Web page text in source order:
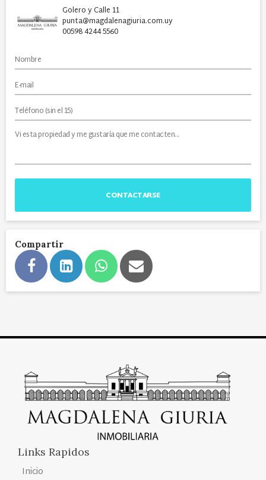
Golero y Calle 11
punta@magdalenagiuria.com.uy
00598 4244 5560
CONTACTARSE
Compartir
Links Rapidos
Inicio